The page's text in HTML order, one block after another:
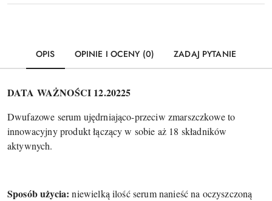
OPIS OPINIE I OCENY (0) ZADAJ PYTANIE
DATA WAŻNOŚCI 12.20225
Dwufazowe serum ujędrniająco-przeciw zmarszczkowe to
innowacyjny produkt łączący w sobie aż 18 składników
aktywnych.
Sposób użycia: niewielką ilość serum nanieść na oczyszczoną